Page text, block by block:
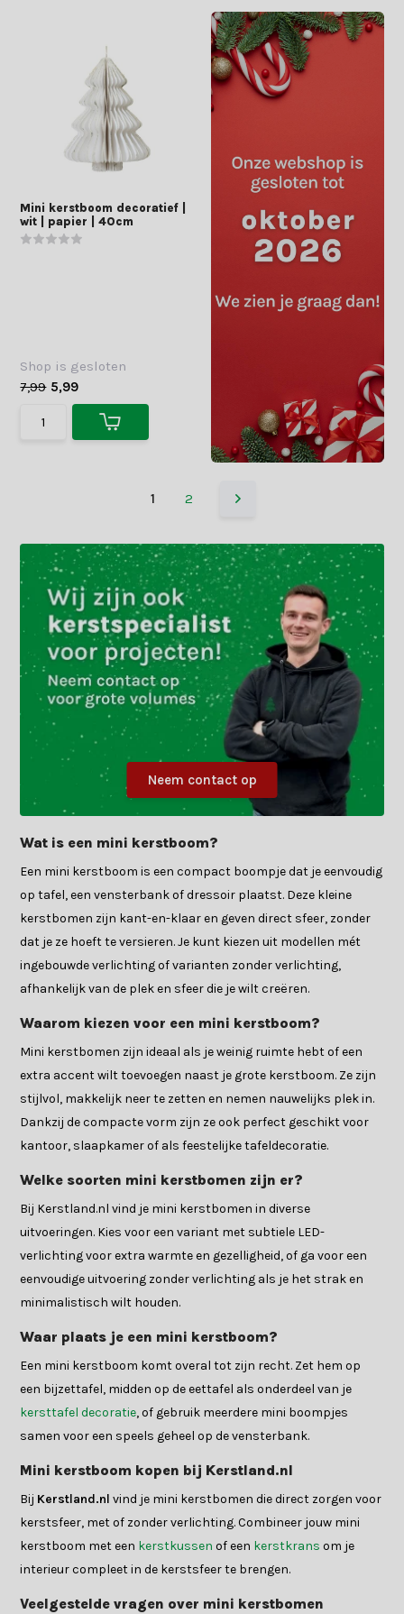
Mini kerstboom decoratief |
wit | papier | 40cm
Shop is gesloten
7,99 5,99
1 2
Neem contact op
Wat is een mini kerstboom?
Een mini kerstboom is een compact boompje dat je eenvoudig
op tafel, een vensterbank of dressoir plaatst. Deze kleine
kerstbomen zijn kant-en-klaar en geven direct sfeer, zonder
dat je ze hoeft te versieren. Je kunt kiezen uit modellen mét
ingebouwde verlichting of varianten zonder verlichting,
afhankelijk van de plek en sfeer die je wilt creëren.
Waarom kiezen voor een mini kerstboom?
Mini kerstbomen zijn ideaal als je weinig ruimte hebt of een
extra accent wilt toevoegen naast je grote kerstboom. Ze zijn
stijlvol, makkelijk neer te zetten en nemen nauwelijks plek in.
Dankzij de compacte vorm zijn ze ook perfect geschikt voor
kantoor, slaapkamer of als feestelijke tafeldecoratie.
Welke soorten mini kerstbomen zijn er?
Bij Kerstland.nl vind je mini kerstbomen in diverse
uitvoeringen. Kies voor een variant met subtiele LED-
verlichting voor extra warmte en gezelligheid, of ga voor een
eenvoudige uitvoering zonder verlichting als je het strak en
minimalistisch wilt houden.
Waar plaats je een mini kerstboom?
Een mini kerstboom komt overal tot zijn recht. Zet hem op
een bijzettafel, midden op de eettafel als onderdeel van je
kersttafel decoratie, of gebruik meerdere mini boompjes
samen voor een speels geheel op de vensterbank.
Mini kerstboom kopen bij Kerstland.nl
Bij Kerstland.nl vind je mini kerstbomen die direct zorgen voor
kerstsfeer, met of zonder verlichting. Combineer jouw mini
kerstboom met een kerstkussen of een kerstkrans om je
interieur compleet in de kerstsfeer te brengen.
Veelgestelde vragen over mini kerstbomen